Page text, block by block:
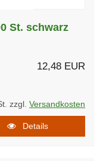
St. schwarz
12,48 EUR
zzgl. Versandkosten
Details